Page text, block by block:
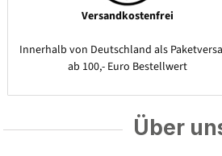
Versandkostenfrei
Innerhalb von Deutschland als
ab 100,- Euro Bestellwert
Über